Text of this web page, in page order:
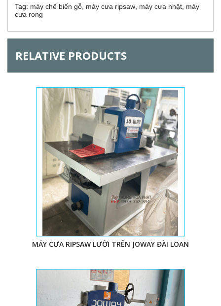
o
Tag: máy chế biến gỗ, máy cưa ripsaw máy cưa nhật máy
cưa rong
RELATIVE PRODUCTS
MÁY CƯA RIPSAW LƯỠI TRÊN JOWAY ĐÀI LOAN